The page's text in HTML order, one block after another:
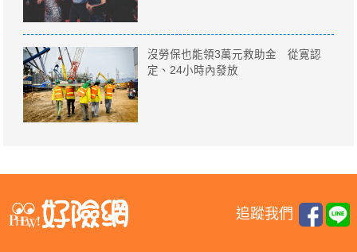
沒勞保也能領3萬元救助金 從寛認
定、24小時內發放
追蹤我們